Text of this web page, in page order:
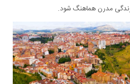
مدرن هماهنگ شود.